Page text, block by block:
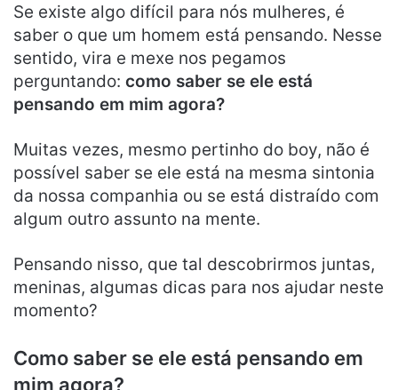
Se existe algo difícil para nós mulheres, é
saber o que um homem está pensando. Nesse
sentido, vira e mexe nos pegamos
perguntando: como saber se ele está
pensando em mim agora?
Muitas vezes, mesmo pertinho do boy, não é
possível saber se ele está na mesma sintonia
da nossa companhia ou se está distraído com
algum outro assunto na mente.
Pensando nisso, que tal descobrirmos juntas,
meninas, algumas dicas para nos ajudar neste
momento?
Como saber se ele está pensando em
mim agora?